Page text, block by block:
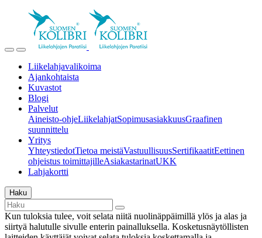
Liikelahjavalikoima
Ajankohtaista
Kuvastot
Blogi
Palvelut
Aineisto-ohjeLiikelahjatSopimusasiakkuusGraafinen
suunnittelu
Yritys
YhteystiedotTietoa meistäVastuullisuusSertifikaatitEettinen
ohjeistus toimittajilleAsiakastarinatUKK
Lahjakortti
Haku
Kun tuloksia tulee, voit selata niitä nuolinäppäimillä ylös ja alas ja
siirtyä halutulle sivulle enterin painalluksella. Kosketusnäytöllisten